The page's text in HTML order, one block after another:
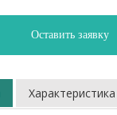
Оставить заявку
Характеристика